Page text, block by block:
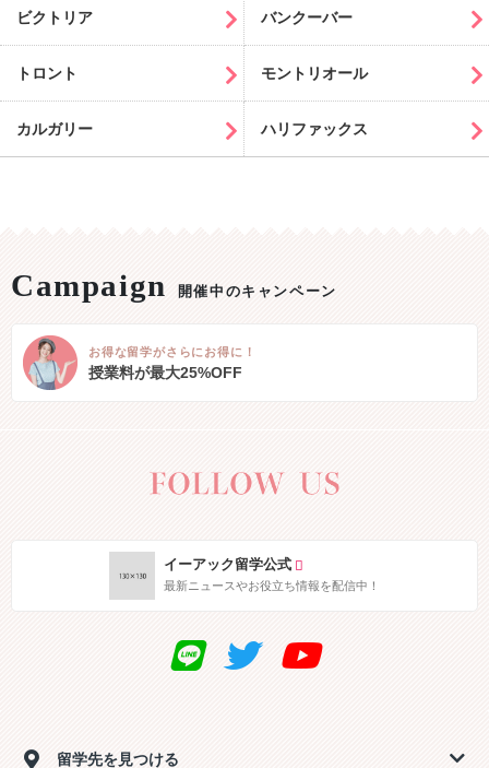
ビクトリア バンクーバー
トロント モントリオール
カルガリー ハリファックス
開催中のキャンペーン
お得な留学がさらにお得に！
授業料が最大25%OFF
イーアック留学公式
最新ニュースやお役立ち情報を配信中！
留学先を見つける